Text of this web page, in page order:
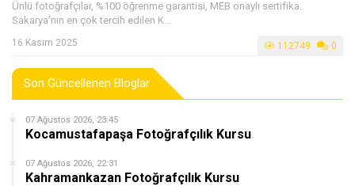
Ünlü fotoğrafçılar, %100 öğrenme garantisi, MEB onaylı sertifika.
Sakarya’nın en çok tercih edilen K...
16 Kasım 2025 112749 0
Son Güncellenen Bloglar
07 Ağustos 2026, 23:45
Kocamustafapaşa Fotoğrafçılık Kursu
07 Ağustos 2026, 22:31
Kahramankazan Fotoğrafçılık Kursu